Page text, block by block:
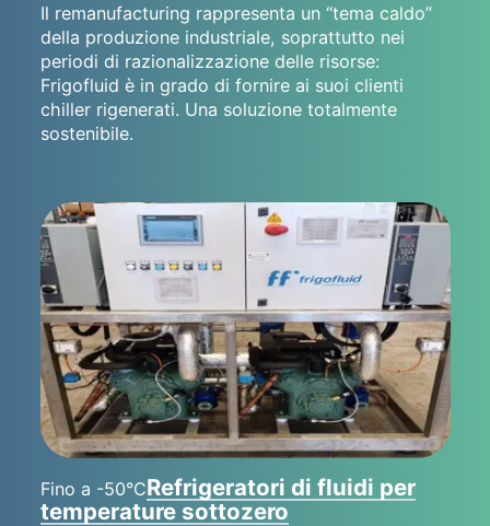
Il remanufacturing rappresenta un “tema caldo”
della produzione industriale, soprattutto nei
periodi di razionalizzazione delle risorse:
Frigofluid è in grado di fornire ai suoi clienti
chiller rigenerati. Una soluzione totalmente
sostenibile.
Fino a -50°CRefrigeratori di fluidi per
temperature sottozero